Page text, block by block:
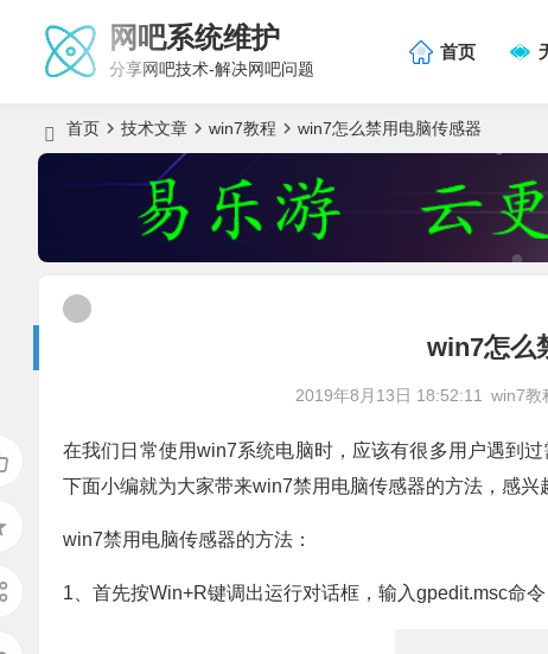
网吧系统维护
分享网吧技术-解决网吧问题
首页
首页 技术文章 win7教程 win7怎么禁用电脑传感器
win7怎么
2019年8月13日 18:52:11 win7教
在我们日常使用win7系统电脑时，应该有很多用户遇到
下面小编就为大家带来win7禁用电脑传感器的方法，感兴
win7禁用电脑传感器的方法：
1、首先按Win+R键调出运行对话框，输入gpedit.msc命